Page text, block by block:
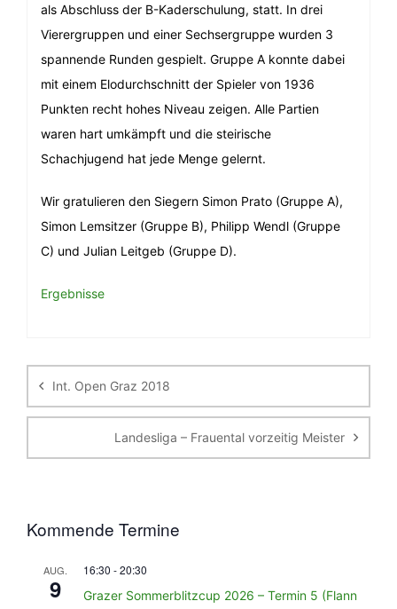
als Abschluss der B-Kaderschulung, statt. In drei
Vierergruppen und einer Sechsergruppe wurden 3
spannende Runden gespielt. Gruppe A konnte dabei
mit einem Elodurchschnitt der Spieler von 1936
Punkten recht hohes Niveau zeigen. Alle Partien
waren hart umkämpft und die steirische
Schachjugend hat jede Menge gelernt.
Wir gratulieren den Siegern Simon Prato (Gruppe A),
Simon Lemsitzer (Gruppe B), Philipp Wendl (Gruppe
C) und Julian Leitgeb (Gruppe D).
Ergebnisse
Int. Open Graz 2018
Landesliga – Frauental vorzeitig Meister
Kommende Termine
AUG.
9
16:30 -20:30
Grazer Sommerblitzcup 2026 – Termin 5 (Flann